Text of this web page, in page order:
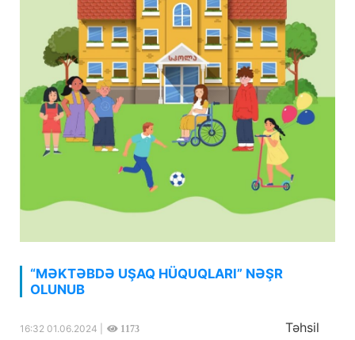
“MƏKTƏBDƏ UŞAQ HÜQUQLARI” NƏŞR
OLUNUB
16:32 01.06.2024 | 1173 Təhsil